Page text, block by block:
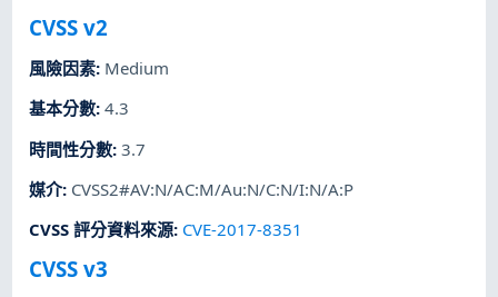
CVSS v2
風險因素: Medium
基本分數:4.3
時間性分數:3.7
媒介: CVSS2#AV:N/AC:M/Au:N/C:N/I:N/A:P
CVSS 評分資料來源: CVE-2017-8351
CVSS v3